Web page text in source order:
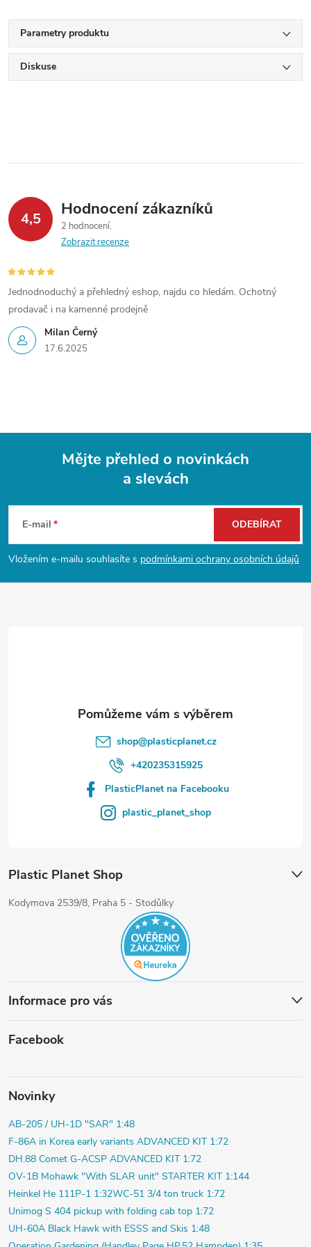
Parametry produktu
Diskuse
4,5 Hodnocení zákazníků
2 hodnocení
Zobrazit recenze
Milan Černý
17.6.2025
Jednodnoduchý a přehledný eshop, najdu co hledám. Ochotný
prodavač i na kamenné prodejně
p
a
Mějte přehled o novinkách
a slevách
E-mail
Vložením e-mailu souhlasíte s podmínkami ochrany osobních údajů
ODEBÍRAT
shop@plasticplanet.cz
+420235315925
PlasticPlanet na Facebooku
plastic_planet_shop
Plastic Planet Shop
Kodymova 2539/8, Praha 5 - Stodůlky
Informace pro vás
Facebook
Novinky
AB-205 / UH-1D "SAR" 1:48
F-86A in Korea early variants ADVANCED KIT 1:72
DH.88 Comet G-ACSP ADVANCED KIT 1:72
OV-1B Mohawk "With SLAR unit" STARTER KIT 1:144
Heinkel He 111P-1 1:32WC-51 3/4 ton truck 1:72
Unimog S 404 pickup with folding cab top 1:72
UH-60A Black Hawk with ESSS and Skis 1:48